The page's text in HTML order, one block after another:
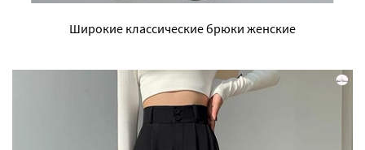
Широкие классические брюки женские